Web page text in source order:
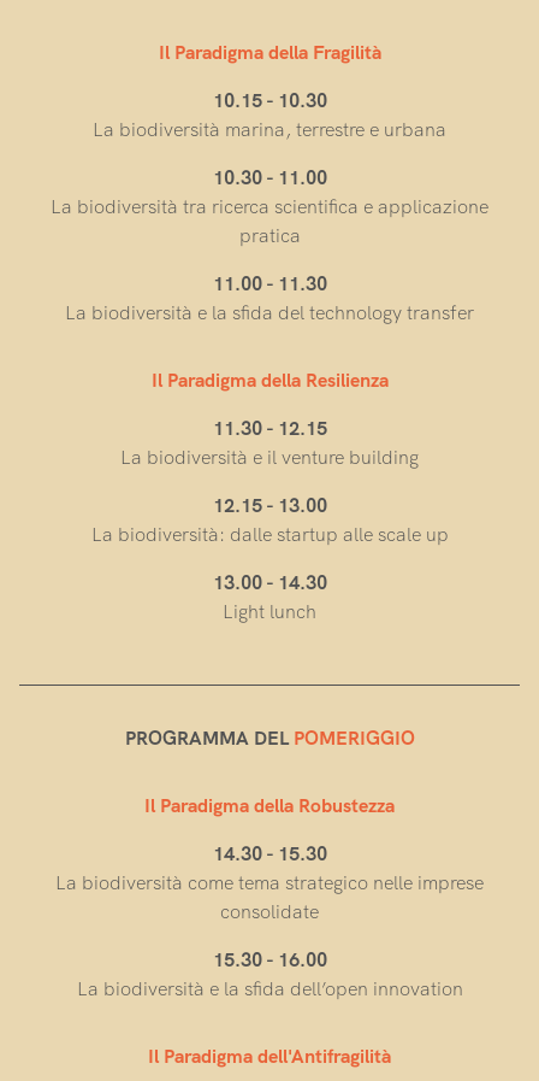
Il Paradigma della Fragilità
10.15 - 10.30
La biodiversità marina, terrestre e urbana
10.30 - 11.00
La biodiversità tra ricerca scientifica e applicazione
pratica
11.00 - 11.30
La biodiversità e la sfida del technology transfer
Il Paradigma della Resilienza
11.30 - 12.15
La biodiversità e il venture building
12.15 - 13.00
La biodiversità: dalle startup alle scale up
13.00 - 14.30
Light lunch
PROGRAMMA DELPOMERIGGIO
Il Paradigma della Robustezza
14.30 - 15.30
La biodiversità come tema strategico nelle imprese
consolidate
15.30 - 16.00
La biodiversità e la sfida dell’open innovation
Il Paradigma dell'Antifragilità